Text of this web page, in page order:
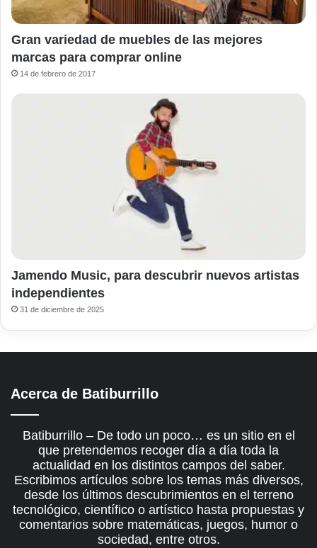
Gran variedad de muebles de las mejores
marcas para comprar online
14 de febrero de 2017
Jamendo Music, para descubrir nuevos artistas
independientes
31 de diciembre de 2025
Acerca de Batiburrillo
Batiburrillo – De todo un poco… es un sitio en el
que pretendemos recoger día a día toda la
actualidad en los distintos campos del saber.
Escribimos artículos sobre los temas más diversos,
desde los últimos descubrimientos en el terreno
tecnológico, científico o artístico hasta propuestas y
comentarios sobre matemáticas, juegos, humor o
sociedad, entre otros.